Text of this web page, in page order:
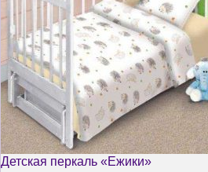
Детская перкаль «Ежики»